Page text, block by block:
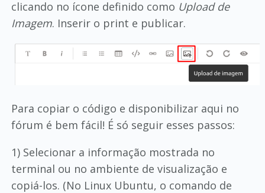
clicando no ícone definido como Upload de
Imagem. Inserir o print e publicar.
Para copiar o código e disponibilizar aqui no
fórum é bem fácil! É só seguir esses passos:
1) Selecionar a informação mostrada no
terminal ou no ambiente de visualização e
copiá-los. (No Linux Ubuntu, o comando de